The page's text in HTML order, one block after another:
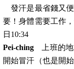
發汗是最省錢又
要！身體需要工作
日10:34
Pei-ching 上班的地
開始冒汗（也是開